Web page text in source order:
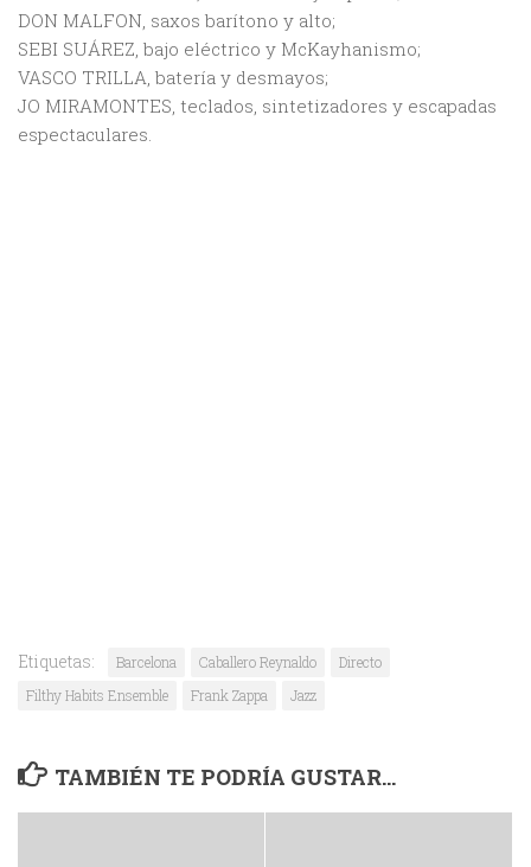
DON MALFON, saxos barítono y alto;
SEBI SUÁREZ, bajo eléctrico y McKayhanismo;
VASCO TRILLA, batería y desmayos;
JO MIRAMONTES, teclados, sintetizadores y escapadas
espectaculares.
Etiquetas: Barcelona Caballero Reynaldo
Directo
Filthy Habits Ensemble
Frank Zappa Jazz
TAMBIÉN TE PODRÍA GUSTAR...